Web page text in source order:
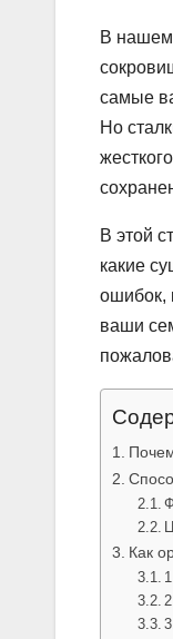
В
самые
Но
В этой
какие
ошибок,
ваши
Как